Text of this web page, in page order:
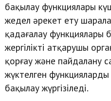
бақылау функциялары
жедел әрекет ету
қадағалау функциялары
жергілікті атқарушы
қорғау және пайдалану
жүктелген
бақылау жүргізіледі.